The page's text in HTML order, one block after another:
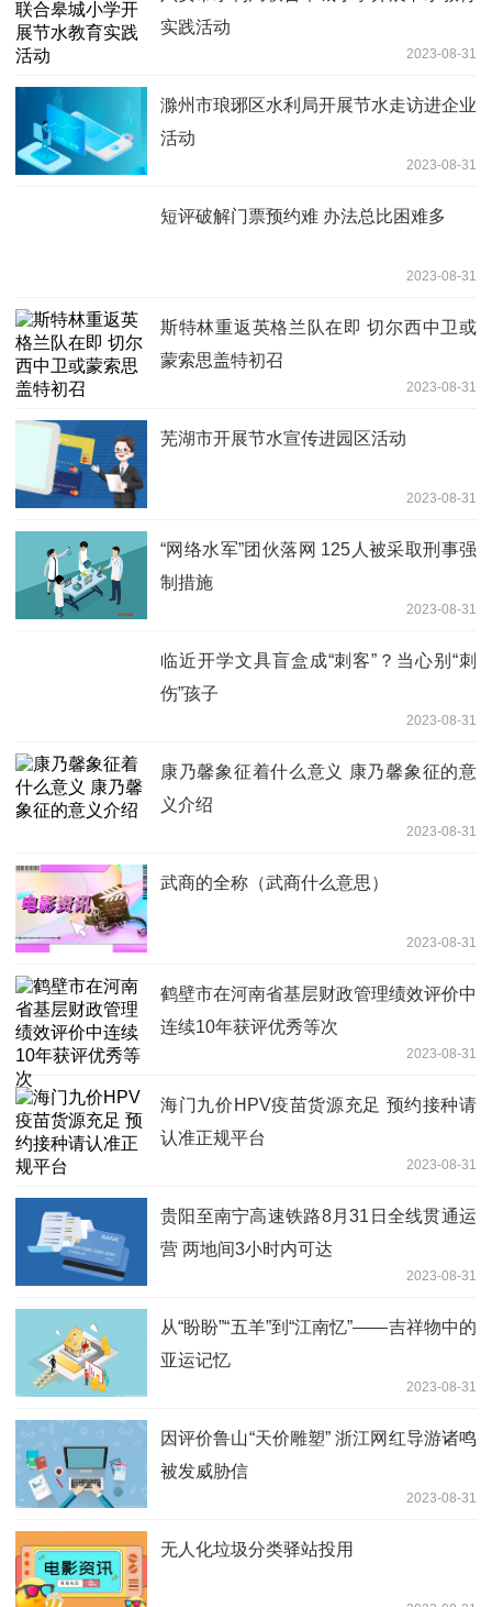
实践活动
2023-08-31
滁州市琅琊区水利局开展节水走访进企业
活动
2023-08-31
短评破解门票预约难 办法总比困难多
2023-08-31
斯特林重返英格兰队在即 切尔西中卫或
蒙索思盖特初召
2023-08-31
芜湖市开展节水宣传进园区活动
2023-08-31
“网络水军”团伙落网 125人被采取刑事强
制措施
2023-08-31
临近开学文具盲盒成“刺客”？当心别“刺
伤”孩子
2023-08-31
康乃馨象征着什么意义 康乃馨象征的意
义介绍
2023-08-31
武商的全称（武商什么意思）
2023-08-31
鹤壁市在河南省基层财政管理绩效评价中
连续10年获评优秀等次
2023-08-31
海门九价HPV疫苗货源充足 预约接种请
认准正规平台
2023-08-31
贵阳至南宁高速铁路8月31日全线贯通运
营 两地间3小时内可达
2023-08-31
从“盼盼”“五羊”到“江南忆”——吉祥物中的
亚运记忆
2023-08-31
因评价鲁山“天价雕塑” 浙江网红导游诸鸣
被发威胁信
2023-08-31
无人化垃圾分类驿站投用